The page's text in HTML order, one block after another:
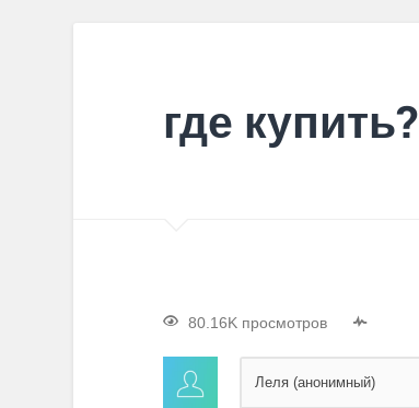
где купить?
80.16K просмотров
Леля (анонимный)